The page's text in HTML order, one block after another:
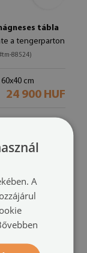
tábla
a tengerparton
88524)
cm
24 900 HUF
A